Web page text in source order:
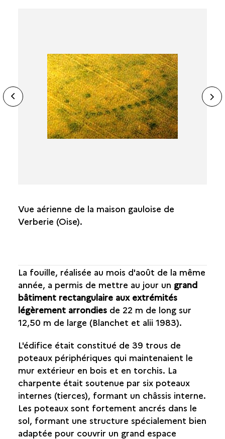
Vue aérienne de la maison gauloise de
Verberie (Oise).
La fouille, réalisée au mois d'août de la même
année, a permis de mettre au jour un grand
bâtiment rectangulaire aux extrémités
légèrement arrondiesde 22 m de long sur
12,50 m de large (Blanchet et alii 1983).
L'édifice était constitué de 39 trous de
poteaux périphériques qui maintenaient le
mur extérieur en bois et en torchis. La
charpente était soutenue par six poteaux
internes (tierces), formant un châssis interne.
Les poteaux sont fortement ancrés dans le
sol, formant une structure spécialement bien
adaptée pour couvrir un grand espace